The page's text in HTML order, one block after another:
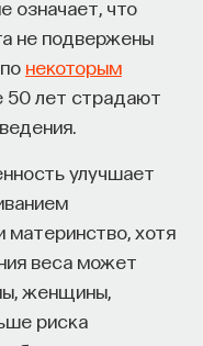
означает, что
не подвержены
некоторым
50 лет страдают
улучшает
материнство, хотя
веса может
женщины,
риска